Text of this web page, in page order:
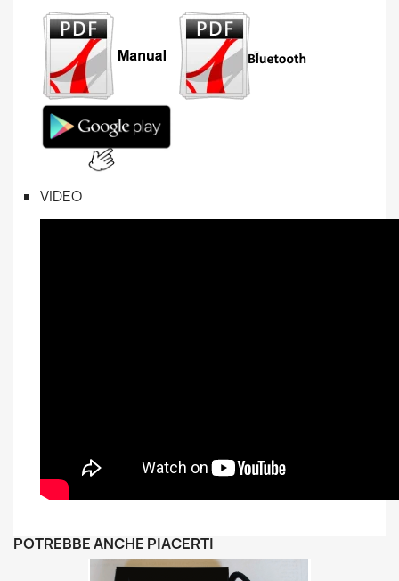
VIDEO
POTREBBE ANCHE PIACERTI